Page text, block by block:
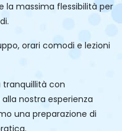
la massima flessibilità per
orari comodi e lezioni
con
alla nostra esperienza
una preparazione di